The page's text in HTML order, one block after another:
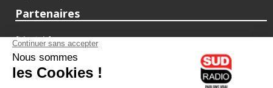
Partenaires
fiducial.fr
lyoncapitale.fr
olympique-et-lyonnais.com